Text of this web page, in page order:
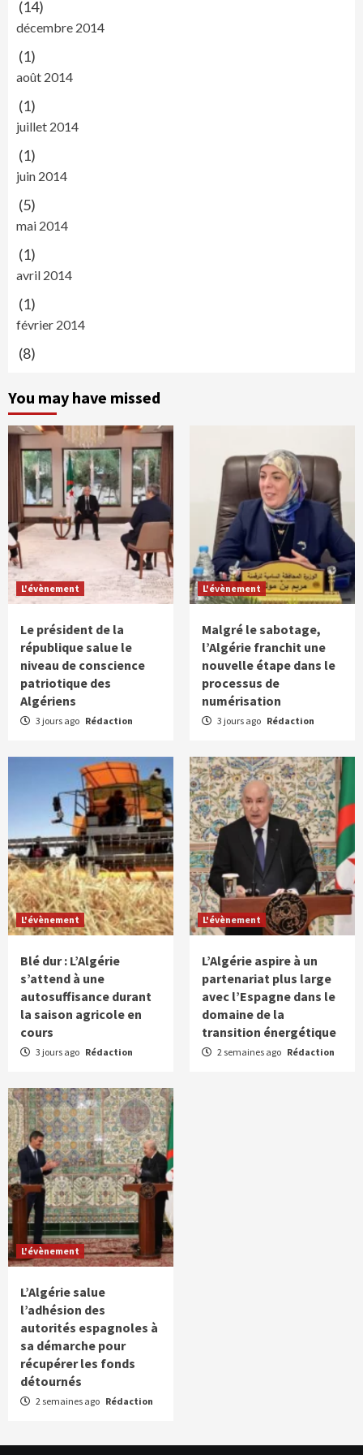
(14)
décembre 2014
(1)
août 2014
(1)
juillet 2014
(1)
juin 2014
(5)
mai 2014
(1)
avril 2014
(1)
février 2014
(8)
You may have missed
L'évènement
Le président de la
république salue le
niveau de conscience
patriotique des
Algériens
3 jours ago Rédaction
L'évènement
Malgré le sabotage,
l’Algérie franchit une
nouvelle étape dans le
processus de
numérisation
3 jours ago Rédaction
L'évènement
Blé dur : L’Algérie
s’attend à une
autosuffisance durant
la saison agricole en
cours
3 jours ago Rédaction
L'évènement
L’Algérie aspire à un
partenariat plus large
avec l’Espagne dans le
domaine de la
transition énergétique
2 semaines ago Rédaction
L'évènement
L’Algérie salue
l’adhésion des
autorités espagnoles à
sa démarche pour
récupérer les fonds
détournés
2 semaines ago Rédaction